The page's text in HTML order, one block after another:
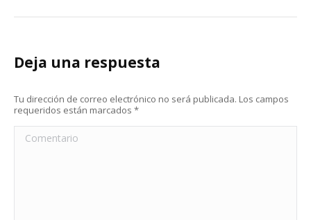
Deja una respuesta
Tu dirección de correo electrónico no será publicada. Los campos
requeridos están marcados *
Comentario